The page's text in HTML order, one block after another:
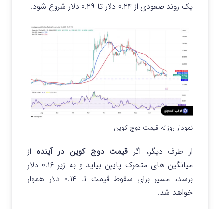
یک روند صعودی از ۰.۲۴ دلار تا ۰.۲۹ دلار شروع شود.
نمودار روزانه قیمت دوج کوین
از طرف دیگر، اگر قیمت دوج کوین در آینده از
میانگین های متحرک پایین بیاید و به زیر ۰.۱۶ دلار
برسد، مسیر برای سقوط قیمت تا ۰.۱۴ دلار هموار
خواهد شد.